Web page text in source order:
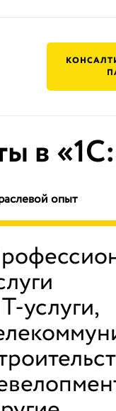
в
опыт
услуги,